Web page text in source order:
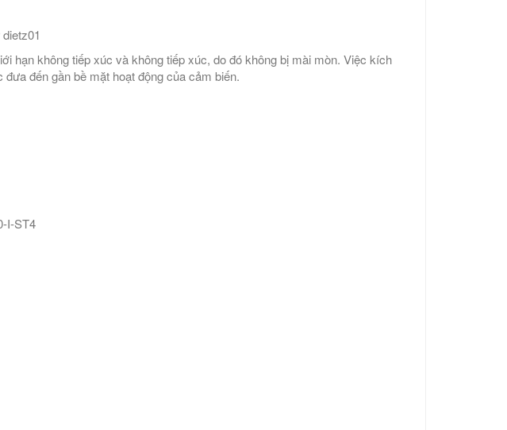
hạn không tiếp xúc và không tiếp xúc, do đó không bị mài mòn. Việc kích
đến gần bề mặt hoạt động của cảm biến.
I-ST4